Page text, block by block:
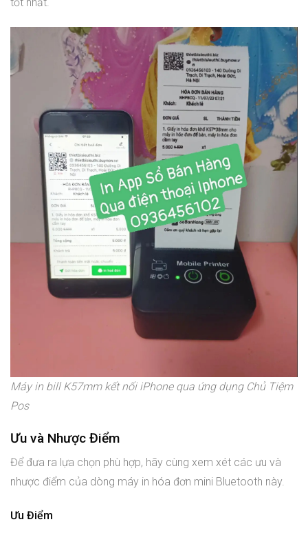
Máy in bill K57mm kết nối iPhone qua ứng dụng Chủ Tiệm
Pos
Ưu và Nhược Điểm
Để đưa ra lựa chọn phù hợp, hãy cùng xem xét các ưu và
nhược điểm của dòng máy in hóa đơn mini Bluetooth này.
Ưu Điểm